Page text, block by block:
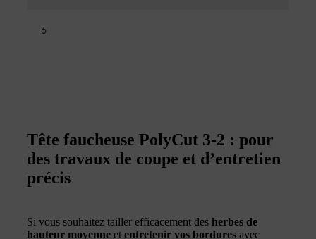
6
Tête faucheuse PolyCut 3-2 : pour
des travaux de coupe et d’entretien
précis
Si vous souhaitez tailler efficacement des herbes de
hauteur moyenne et entretenir vos bordures avec